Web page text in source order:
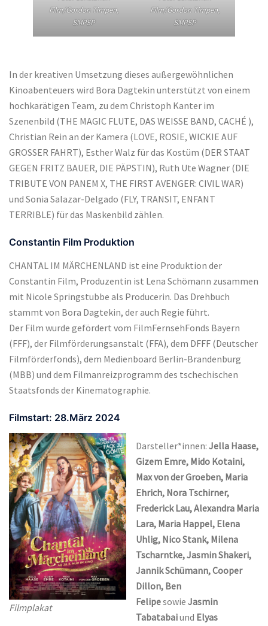
Film/Gordon Timpen,
SMPSP
Film/Gordon Timpen,
SMPSP
In der kreativen Umsetzung dieses außergewöhnlichen
Kinoabenteuers wird Bora Dagtekin unterstützt von einem
hochkarätigen Team, zu dem Christoph Kanter im
Szenenbild (THE MAGIC FLUTE, DAS WEISSE BAND, CACHÉ ),
Christian Rein an der Kamera (LOVE, ROSIE, WICKIE AUF
GROSSER FAHRT), Esther Walz für das Kostüm (DER STAAT
GEGEN FRITZ BAUER, DIE PÄPSTIN), Ruth Ute Wagner (DIE
TRIBUTE VON PANEM X, THE FIRST AVENGER: CIVIL WAR)
und Sonia Salazar-Delgado (FLY, TRANSIT, ENFANT
TERRIBLE) für das Maskenbild zählen.
Constantin Film Produktion
CHANTAL IM MÄRCHENLAND ist eine Produktion der
Constantin Film, Produzentin ist Lena Schömann zusammen
mit Nicole Springstubbe als Producerin. Das Drehbuch
stammt von Bora Dagtekin, der auch Regie führt.
Der Film wurde gefördert vom FilmFernsehFonds Bayern
(FFF), der Filmförderungsanstalt (FFA), dem DFFF (Deutscher
Filmförderfonds), dem Medienboard Berlin-Brandenburg
(MBB) und dem Filmanreizprogramm des tschechischen
Staatsfonds der Kinematographie.
Filmstart: 28.März 2024
Filmplakat
Darsteller*innen: Jella Haase,
Gizem Emre, Mido Kotaini,
Max von der Groeben, Maria
Ehrich, Nora Tschirner,
Frederick Lau, Alexandra Maria
Lara, Maria Happel, Elena
Uhlig, Nico Stank, Milena
Tscharntke, Jasmin Shakeri,
Jannik Schümann, Cooper
Dillon, Ben
Felipesowie Jasmin
Tabatabaiund Elyas